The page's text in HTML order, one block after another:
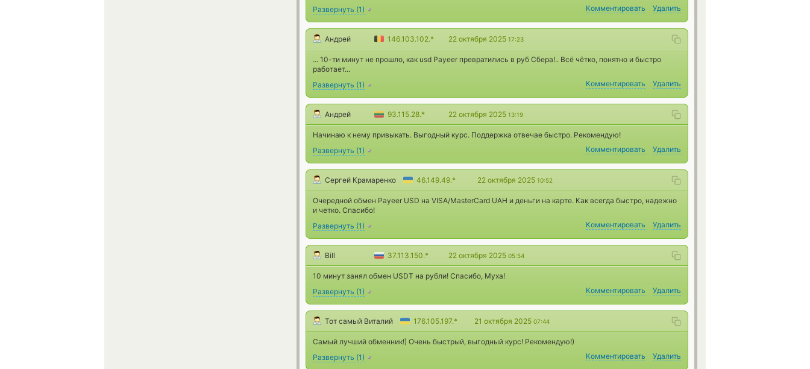
Развернуть (1) Комментировать Удалить
Андрей 146.103.102.* 22 октября 2025 17:23
... 10-ти минут не прошло, как usd Payeer превратились в руб Сбера!.. Всё чётко, понятно и быстро
работает...
Развернуть (1) Комментировать Удалить
Андрей 93.115.28.* 22 октября 2025 13:19
Начинаю к нему привыкать. Выгодный курс. Поддержка отвечае быстро. Рекомендую!
Развернуть (1) Комментировать Удалить
Сергей Крамаренко 46.149.49.* 22 октября 2025 10:52
Очередной обмен Payeer USD на VISA/MasterCard UAH и деньги на карте. Как всегда быстро, надежно
и четко. Спасибо!
Развернуть (1) Комментировать Удалить
Bill 37.113.150.* 22 октября 2025 05:54
10 минут занял обмен USDT на рубли! Спасибо, Муха!
Развернуть (1) Комментировать Удалить
Тот самый Виталий 176.105.197.* 21 октября 2025 07:44
Самый лучший обменник!) Очень быстрый, выгодный курс! Рекомендую!)
Развернуть (1) Комментировать Удалить